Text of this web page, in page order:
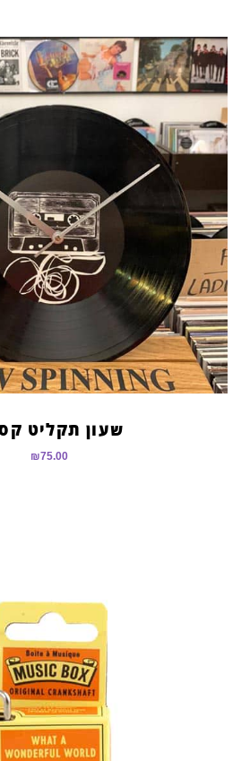
שעון תקליט
₪75.00